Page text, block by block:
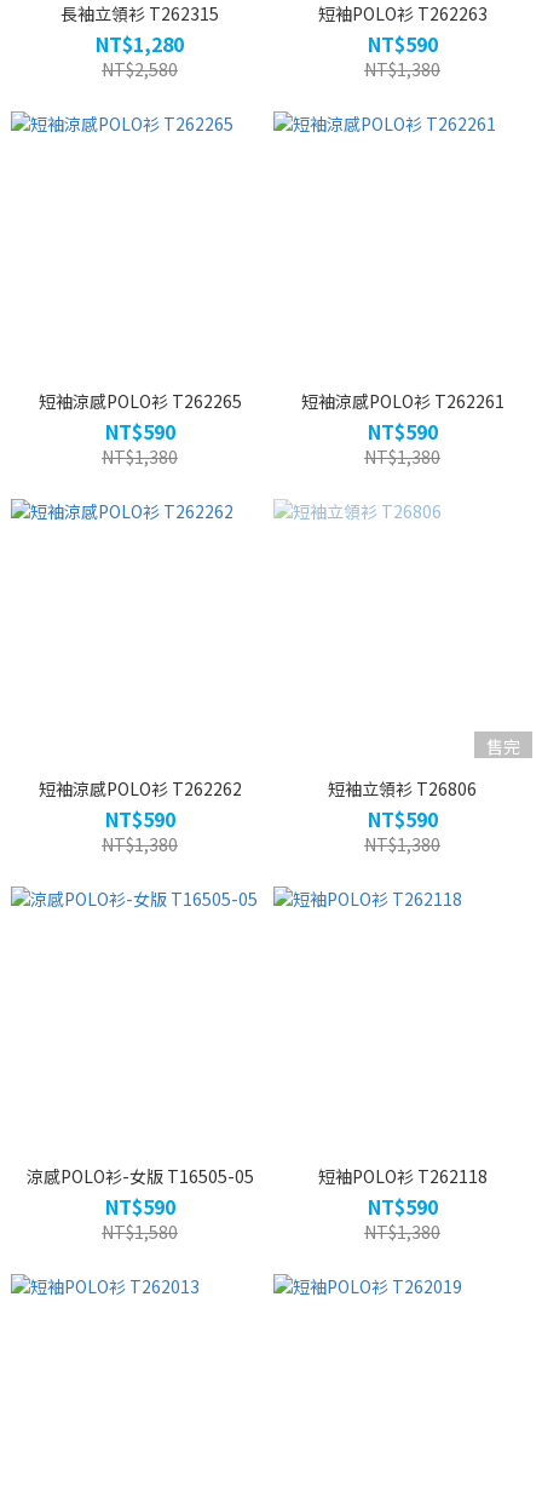
長袖立領衫 T262315
NT$1,280
NT$2,580
短袖POLO衫 T262263
NT$590
NT$1,380
短袖涼感POLO衫 T262265
NT$590
NT$1,380
短袖涼感POLO衫 T262261
NT$590
NT$1,380
短袖涼感POLO衫 T262262
NT$590
NT$1,380
售完
短袖立領衫 T26806
NT$590
NT$1,380
涼感POLO衫-女版 T16505-05
NT$590
NT$1,580
短袖POLO衫 T262118
NT$590
NT$1,380